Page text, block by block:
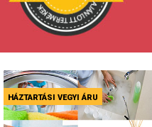
HÁZTARTÁSI VEGYI ÁRU